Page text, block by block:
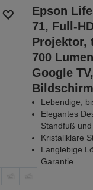
Epson
71, Full-
Projektor,
700
Google
Bildschirm
Lebendige,
Elegantes
Standfuß
Kristallklare
Langlebige
Garantie